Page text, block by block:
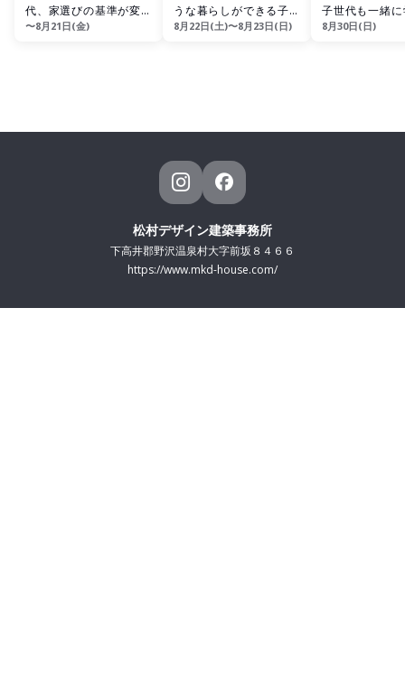
代、家選びの基準が変わ
る！全館空調体感会
〜8月21日(金)
うな暮らしができる子育
て世帯の1.5階建て
8月22日(土)〜8月23日(日)
子世代も一緒
｟家と土地の
8月30日(日)
松村デザイン建築事務所
下高井郡野沢温泉村大字前坂８４６６
https://www.mkd-house.com/